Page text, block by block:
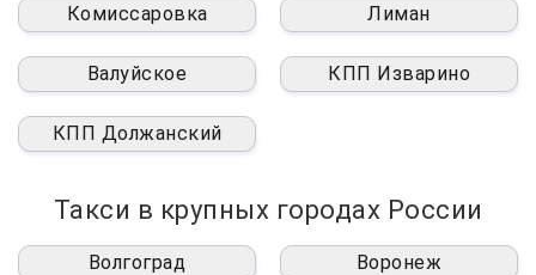
Комиссаровка Лиман
Валуйское КПП Изварино
КПП Должанский
Такси в крупных городах России
Волгоград Воронеж